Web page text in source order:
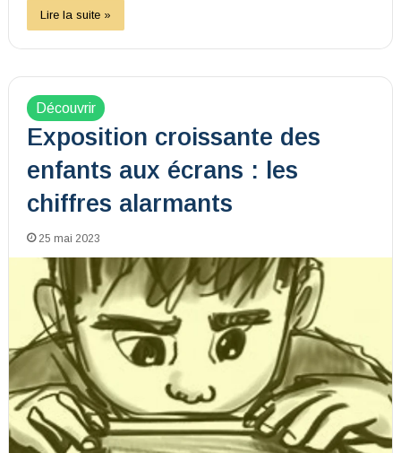
Lire la suite »
Découvrir
Exposition croissante des
enfants aux écrans : les
chiffres alarmants
25 mai 2023